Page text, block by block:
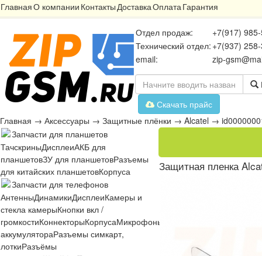
ГлавнаяО компании КонтактыДоставкаОплатаГарантия
Отдел продаж:
+7(917)
Технический отдел: +7(937)
email:
zip-
Скачать прайс
Главная → Аксессуары → Защитные плёнки → Alcatel →
Запчасти для планшетов
ТачскриныДисплеиАКБ для
планшетовЗУ для планшетовРазъемы
для китайских планшетовКорпуса
Запчасти для телефонов
АнтенныДинамикиДисплеиКамеры и
стекла камерыКнопки вкл /
громкостиКоннекторыКорпусаМикрофоны
аккумулятораРазъемы симкарт,
лоткиРазъёмы
Защитная пленка